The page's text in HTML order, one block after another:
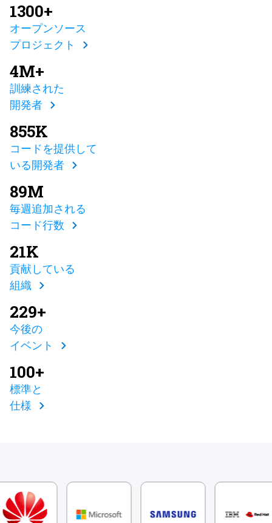
1300+
オープンソース
プロジェクト
4M+
訓練された
開発者
855K
コードを提供して
いる開発者
89M
毎週追加される
コード行数
21K
貢献している
組織
229+
今後の
イベント
100+
標準と
仕様